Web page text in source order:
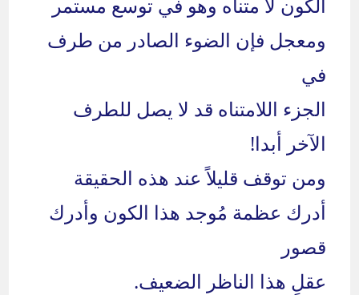
ومعجل فإن الضوء الصادر من طرف
في
الجزء اللامتناه قد لا يصل للطرف
الآخر أبدا!
ومن توقف قليلاً عند هذه الحقيقة
أدرك عظمة مُوجد هذا الكون وأدرك
قصور
عقلِ هذا الناظر الضعيف.